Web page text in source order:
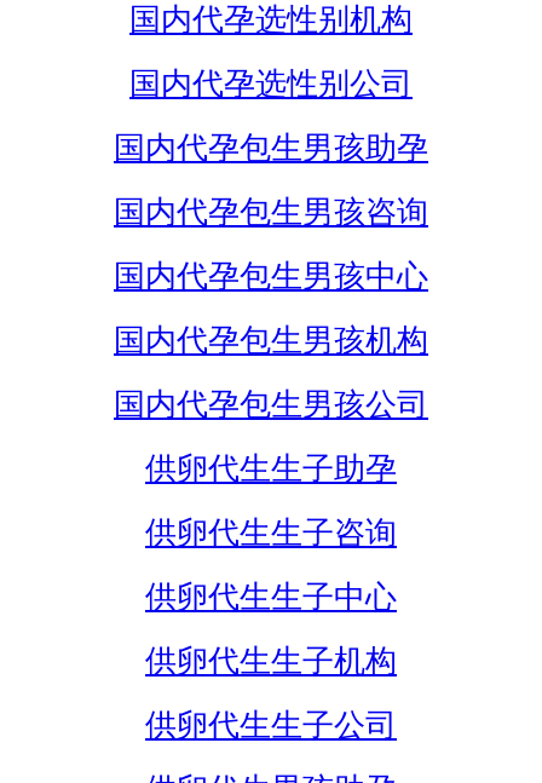
国内代孕选性别机构
国内代孕选性别公司
国内代孕包生男孩助孕
国内代孕包生男孩咨询
国内代孕包生男孩中心
国内代孕包生男孩机构
国内代孕包生男孩公司
供卵代生生子助孕
供卵代生生子咨询
供卵代生生子中心
供卵代生生子机构
供卵代生生子公司